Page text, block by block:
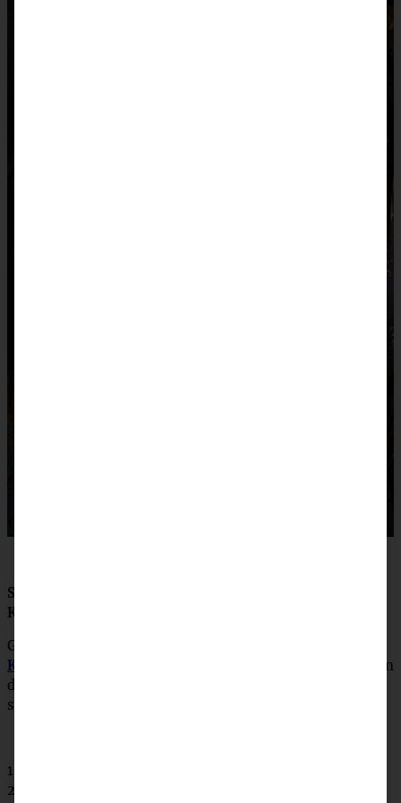
So, hier gibt es die ganzen lieben Kolleginnen und
Kollegen, die ein Türchen für Euch füllen!
Gestern gab es bei Jana einen wunderbaren
Kaffee-Schokoladen-Gugelhupf mit Karamell
und morgen
dürft Ihr dann bei der lieben
stöbern!
1. Dezember |
2. Dezember |